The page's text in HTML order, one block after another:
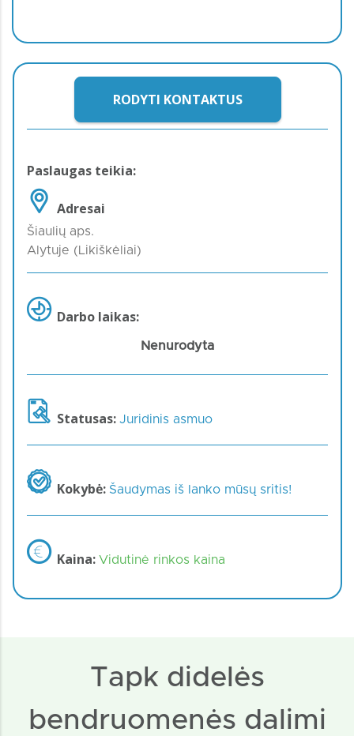
RODYTI KONTAKTUS
Paslaugas teikia:
Adresai
Šiaulių aps.
Alytuje (Likiškėliai)
Darbo laikas:
Nenurodyta
Statusas: Juridinis asmuo
Kokybė: Šaudymas iš lanko mūsų sritis!
Kaina: Vidutinė rinkos kaina
Tapk didelės
bendruomenės dalimi